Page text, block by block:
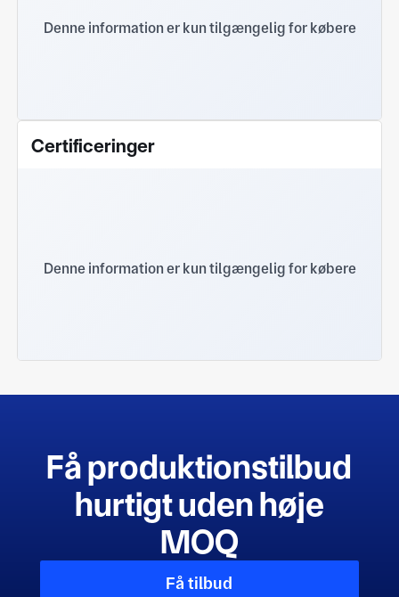
Denne information er kun tilgængelig for købere
Certificeringer
Denne information er kun tilgængelig for købere
Få produktionstilbud
hurtigt uden høje
MOQ
Få tilbud